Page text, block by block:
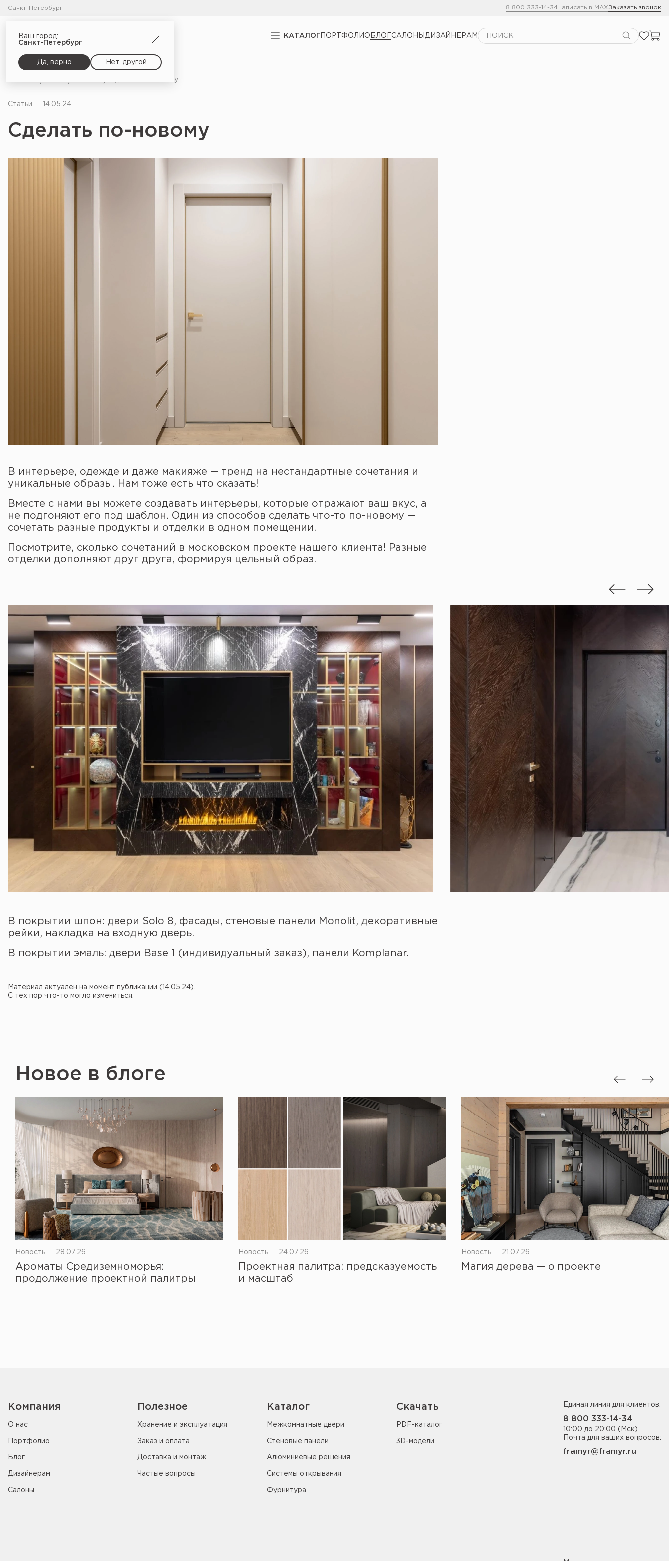
Санкт-Петербург 8 800 333-14-34Написать в MAXЗаказать звонок
КАТАЛОГ ПОРТФОЛИО БЛОГСАЛОНЫ ДИЗАЙНЕРАМ
Ваш город:
Санкт-Петербург
Да, верно Нет, другой
Сделать по-новому
Статьи 14.05.24
Сделать по-новому
В интерьере, одежде и даже макияже — тренд на нестандартные сочетания и
уникальные образы. Нам тоже есть что сказать!
Вместе с нами вы можете создавать интерьеры, которые отражают ваш вкус, а
не подгоняют его под шаблон. Один из способов сделать что-то по-новому —
сочетать разные продукты и отделки в одном помещении.
Посмотрите, сколько сочетаний в московском проекте нашего клиента! Разные
отделки дополняют друг друга, формируя цельный образ.
В покрытии шпон: двери Solo 8, фасады, стеновые панели Monolit, декоративные
рейки, накладка на входную дверь.
В покрытии эмаль: двери Base 1 (индивидуальный заказ), панели Komplanar.
Материал актуален на момент публикации (14.05.24).
С тех пор что-то могло измениться.
Новое в блоге
Новость 28.07.26
Ароматы Средиземноморья:
продолжение проектной палитры
Новость 24.07.26
Проектная палитра: предсказуемость
и масштаб
Новость 21.07.26
Магия дерева — о проекте
Компания
О нас
Портфолио
Блог
Дизайнерам
Салоны
Полезное
Хранение и эксплуатация
Заказ и оплата
Доставка и монтаж
Частые вопросы
Каталог
Межкомнатные двери
Стеновые панели
Алюминиевые решения
Системы открывания
Фурнитура
Скачать
PDF-каталог
3D-модели
Единая линия для клиентов:
8 800 333-14-34
10:00 до 20:00 (Мск)
Почта для ваших вопросов:
framyr@framyr.ru